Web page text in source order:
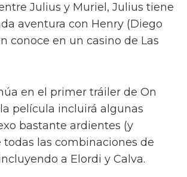
Julius y Muriel, Julius tiene
aventura con Henry (Diego
conoce en un casino de Las
en el primer tráiler de On
película incluirá algunas
bastante ardientes (y
todas las combinaciones de
a Elordi y Calva.